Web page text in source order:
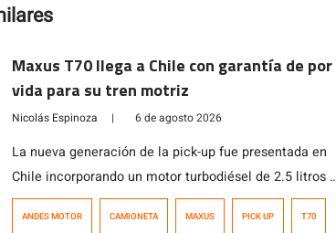
Maxus T70 llega a Chile con garantía de por
vida para su tren motriz
Nicolás Espinoza | 6 de agosto 2026
La nueva generación de la pick-up fue presentada en
Chile incorporando un motor turbodiésel de 2.5 litros y
221 HP, capacidad de carga superior a una tonelada y
ANDES MOTOR CAMIONETA MAXUS PICK UP T70